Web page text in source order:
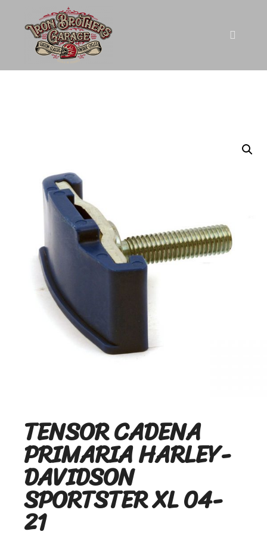
TENSOR CADENA
PRIMARIA HARLEY-
DAVIDSON
SPORTSTER XL 04-
21